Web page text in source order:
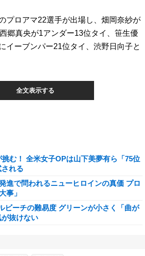
プロアマ22選手が出場し、畑岡奈紗が
郷真央が1アンダー13位タイ、笹生優
イーブンパー21位タイ、渋野日向子と
全文表示する
挑む！ 全米女子OPは山下美夢有ら「75位
れる
進で問われるニューヒロインの真価 プロ
事」
ビーチの難易度 グリーンが小さく「曲が
抜けない